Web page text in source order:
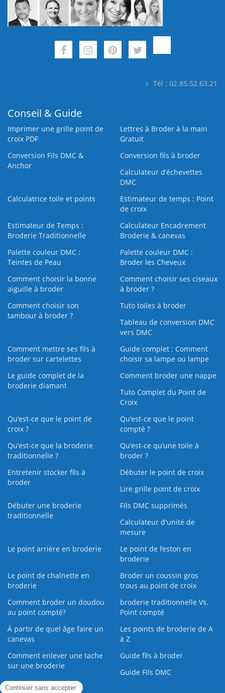
Tél : 02.85.52.63.21
Conseil & Guide
Imprimer une grille point de
croix PDF
Lettres à Broder à la main
Gratuit
Conversion Fils DMC &
Anchor
Conversion fils à broder
Calculateur d’échevettes
DMC
Calculatrice toile et points
Estimateur de temps : Point
de croix
Estimateur de Temps :
Broderie Traditionnelle
Calculateur Encadrement
Broderie & canevas
Palette couleur DMC :
Teintes de Peau
Palette couleur DMC :
Broder les Cheveux
Comment choisir la bonne
aiguille à broder
Comment choisir ses ciseaux
à broder ?
Comment choisir son
tambour à broder ?
Tuto toiles à broder
Tableau de conversion DMC
vers DMC
Comment mettre ses fils à
broder sur cartelettes
Guide complet : Comment
choisir sa lampe ou lampe
Le guide complet de la
broderie diamant
Comment broder une nappe
Tuto Complet du Point de
Croix
Qu’est-ce que le point de
croix ?
Qu’est-ce que le point
compté ?
Qu’est-ce que la broderie
traditionnelle ?
Qu’est‑ce qu’une toile à
broder ?
Entretenir stocker fils à
broder
Débuter le point de croix
Lire grille point de croix
Débuter une broderie
traditionnelle
Fils DMC supprimés
Calculateur d'unité de
mesure
Le point arrière en broderie
Le point de feston en
broderie
Le point de chaînette en
broderie
Broder un coussin gros
trous au point de croix
Comment broder un doudou
au point compté?
broderie traditionnelle Vs.
Point compté
À partir de quel âge faire un
canevas
Les points de broderie de A
à Z
Comment enlever une tache
sur une broderie
Guide fils à broder
Guide Fils DMC
Guide de la Broderie